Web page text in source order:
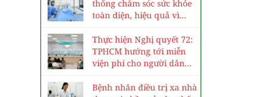
thống chăm sóc sức khỏe
toàn diện, hiệu quả vì
Thực hiện Nghị quyết 72:
TPHCM hướng tới miễn
viện phí cho người dân
Bệnh nhân điều trị xa nhà